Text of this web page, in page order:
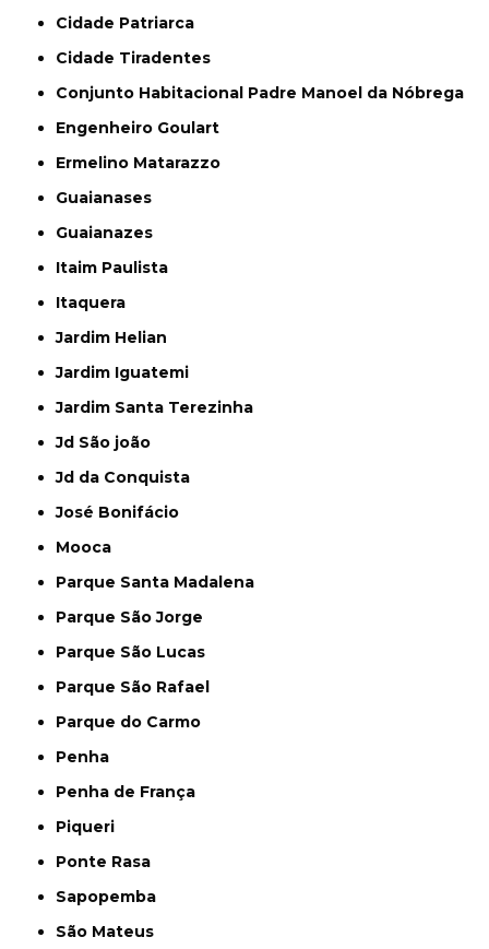
Cidade Patriarca
Cidade Tiradentes
Conjunto Habitacional Padre Manoel da Nóbrega
Engenheiro Goulart
Ermelino Matarazzo
Guaianases
Guaianazes
Itaim Paulista
Itaquera
Jardim Helian
Jardim Iguatemi
Jardim Santa Terezinha
Jd São joão
Jd da Conquista
José Bonifácio
Mooca
Parque Santa Madalena
Parque São Jorge
Parque São Lucas
Parque São Rafael
Parque do Carmo
Penha
Penha de França
Piqueri
Ponte Rasa
Sapopemba
São Mateus